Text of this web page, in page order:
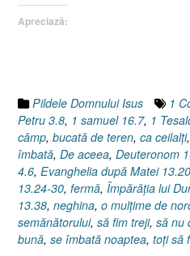
?”
Apreciază:
Pildele Domnului Isus 1
Petru 3.8, 1 samuel 16.7, 1
câmp, bucată de teren, ca ceilalţi,
îmbată, De aceea, Deuteronom
4.6, Evanghelia după Matei
13.24-30, fermă, Împărăţia lui
13.38, neghina, o mulţime de
semănătorului, să fim treji, să nu
bună, se îmbată noaptea, toţi să